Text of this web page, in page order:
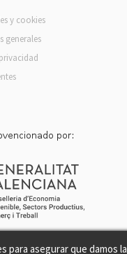
y cookies
generales
para asegurar que damos